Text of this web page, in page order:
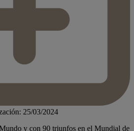
25/03/2024
y con 90 triunfos en el Mundial de